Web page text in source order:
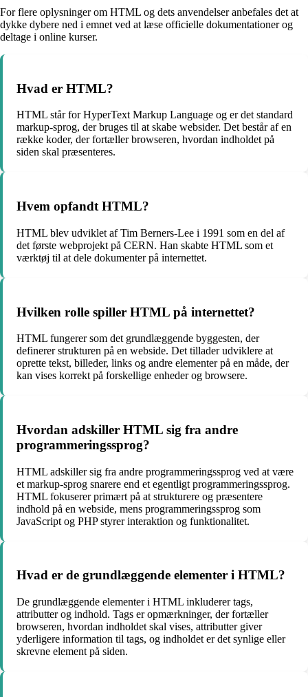
For flere oplysninger om HTML og dets anvendelser anbefales det at
dykke dybere ned i emnet ved at læse officielle dokumentationer og
deltage i online kurser.
Hvad er HTML?
HTML står for HyperText Markup Language og er det standard
markup-sprog, der bruges til at skabe websider. Det består af en
række koder, der fortæller browseren, hvordan indholdet på
siden skal præsenteres.
Hvem opfandt HTML?
HTML blev udviklet af Tim Berners-Lee i 1991 som en del af
det første webprojekt på CERN. Han skabte HTML som et
værktøj til at dele dokumenter på internettet.
Hvilken rolle spiller HTML på internettet?
HTML fungerer som det grundlæggende byggesten, der
definerer strukturen på en webside. Det tillader udviklere at
oprette tekst, billeder, links og andre elementer på en måde, der
kan vises korrekt på forskellige enheder og browsere.
Hvordan adskiller HTML sig fra andre
programmeringssprog?
HTML adskiller sig fra andre programmeringssprog ved at være
et markup-sprog snarere end et egentligt programmeringssprog.
HTML fokuserer primært på at strukturere og præsentere
indhold på en webside, mens programmeringssprog som
JavaScript og PHP styrer interaktion og funktionalitet.
Hvad er de grundlæggende elementer i HTML?
De grundlæggende elementer i HTML inkluderer tags,
attributter og indhold. Tags er opmærkninger, der fortæller
browseren, hvordan indholdet skal vises, attributter giver
yderligere information til tags, og indholdet er det synlige eller
skrevne element på siden.